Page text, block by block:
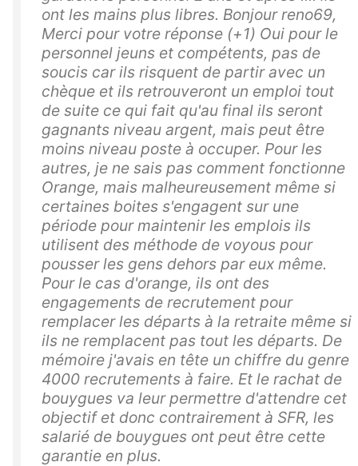
ont les mains plus libres. Bonjour reno69,
Merci pour votre réponse (+1) Oui pour le
personnel jeuns et compétents, pas de
soucis car ils risquent de partir avec un
chèque et ils retrouveront un emploi tout
de suite ce qui fait qu'au final ils seront
gagnants niveau argent, mais peut être
moins niveau poste à occuper. Pour les
autres, je ne sais pas comment fonctionne
Orange, mais malheureusement même si
certaines boites s'engagent sur une
période pour maintenir les emplois ils
utilisent des méthode de voyous pour
pousser les gens dehors par eux même.
Pour le cas d'orange, ils ont des
engagements de recrutement pour
remplacer les départs à la retraite même si
ils ne remplacent pas tout les départs. De
mémoire j'avais en tête un chiffre du genre
4000 recrutements à faire. Et le rachat de
bouygues va leur permettre d'attendre cet
objectif et donc contrairement à SFR, les
salarié de bouygues ont peut être cette
garantie en plus.